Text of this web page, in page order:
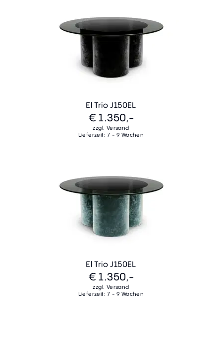
El Trio J150EL
€ 1.350,-
zzgl. Versand
Lieferzeit: 7 - 9 Wochen
El Trio J150EL
€ 1.350,-
zzgl. Versand
Lieferzeit: 7 - 9 Wochen